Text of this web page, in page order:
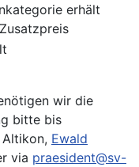
erhält
wir die
bitte bis
Altikon, Ewald
via praesident@sv-